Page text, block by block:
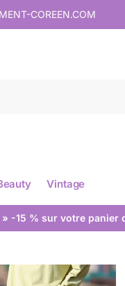
COREEN.COM
Vintage
» -15 % sur votre panier